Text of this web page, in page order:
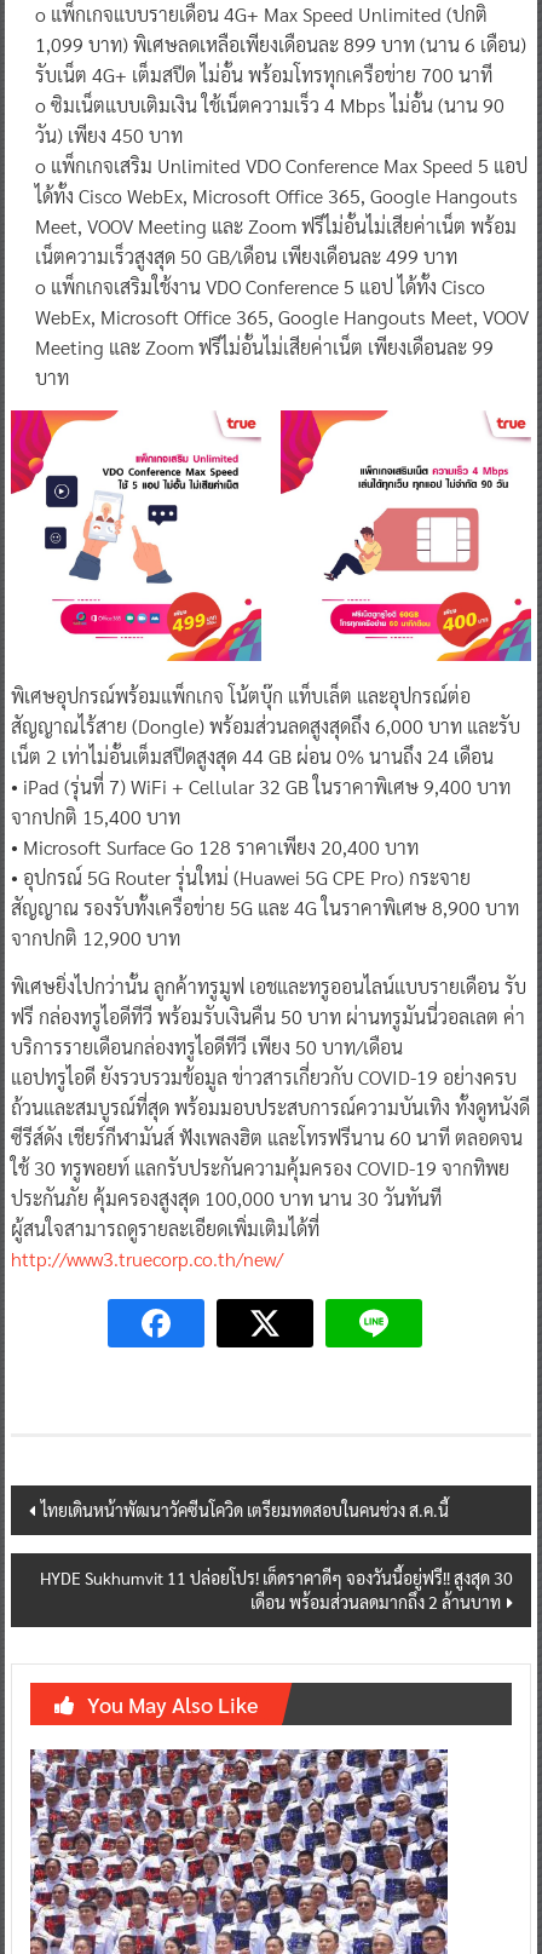
o แพ็กเกจแบบรายเดือน 4G+ Max Speed Unlimited (ปกติ
1,099 บาท) พิเศษลดเหลือเพียงเดือนละ 899 บาท (นาน 6 เดือน)
รับเน็ต 4G+ เต็มสปีด ไม่อั้น พร้อมโทรทุกเครือข่าย 700 นาที
o ซิมเน็ตแบบเติมเงิน ใช้เน็ตความเร็ว 4 Mbps ไม่อั้น (นาน 90
วัน) เพียง 450 บาท
o แพ็กเกจเสริม Unlimited VDO Conference Max Speed 5 แอป
ได้ทั้ง Cisco WebEx, Microsoft Office 365, Google Hangouts
Meet, VOOV Meeting และ Zoom ฟรีไม่อั้นไม่เสียค่าเน็ต พร้อม
เน็ตความเร็วสูงสุด 50 GB/เดือน เพียงเดือนละ 499 บาท
o แพ็กเกจเสริมใช้งาน VDO Conference 5 แอป ได้ทั้ง Cisco
WebEx, Microsoft Office 365, Google Hangouts Meet, VOOV
Meeting และ Zoom ฟรีไม่อั้นไม่เสียค่าเน็ต เพียงเดือนละ 99
บาท
พิเศษอุปกรณ์พร้อมแพ็กเกจ โน้ตบุ๊ก แท็บเล็ต และอุปกรณ์ต่อ
สัญญาณไร้สาย (Dongle) พร้อมส่วนลดสูงสุดถึง 6,000 บาท และรับ
เน็ต 2 เท่าไม่อั้นเต็มสปีดสูงสุด 44 GB ผ่อน 0% นานถึง 24 เดือน
• iPad (รุ่นที่ 7) WiFi + Cellular 32 GB ในราคาพิเศษ 9,400 บาท
จากปกติ 15,400 บาท
• Microsoft Surface Go 128 ราคาเพียง 20,400 บาท
• อุปกรณ์ 5G Router รุ่นใหม่ (Huawei 5G CPE Pro) กระจาย
สัญญาณ รองรับทั้งเครือข่าย 5G และ 4G ในราคาพิเศษ 8,900 บาท
จากปกติ 12,900 บาท
พิเศษยิ่งไปกว่านั้น ลูกค้าทรูมูฟ เอชและทรูออนไลน์แบบรายเดือน รับ
ฟรี กล่องทรูไอดีทีวี พร้อมรับเงินคืน 50 บาท ผ่านทรูมันนี่วอลเลต ค่า
บริการรายเดือนกล่องทรูไอดีทีวี เพียง 50 บาท/เดือน
แอปทรูไอดี ยังรวบรวมข้อมูล ข่าวสารเกี่ยวกับ COVID-19 อย่างครบ
ถ้วนและสมบูรณ์ที่สุด พร้อมมอบประสบการณ์ความบันเทิง ทั้งดูหนังดี
ซีรีส์ดัง เชียร์กีฬามันส์ ฟังเพลงฮิต และโทรฟรีนาน 60 นาที ตลอดจน
ใช้ 30 ทรูพอยท์ แลกรับประกันความคุ้มครอง COVID-19 จากทิพย
ประกันภัย คุ้มครองสูงสุด 100,000 บาท นาน 30 วันทันที
ผู้สนใจสามารถดูรายละเอียดเพิ่มเติมได้ที่
http://www3.truecorp.co.th/new/
Post
navigation
ไทยเดินหน้าพัฒนาวัคซีนโควิด เตรียมทดสอบในคนช่วง ส.ค.นี้
HYDE Sukhumvit 11 ปล่อยโปร! เด็ดราคาดีๆ จองวันนี้อยู่ฟรี!! สูงสุด 30
เดือน พร้อมส่วนลดมากถึง 2 ล้านบาท
You May Also Like